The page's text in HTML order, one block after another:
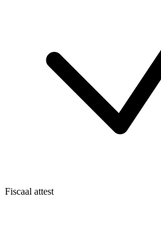
Fiscaal attest